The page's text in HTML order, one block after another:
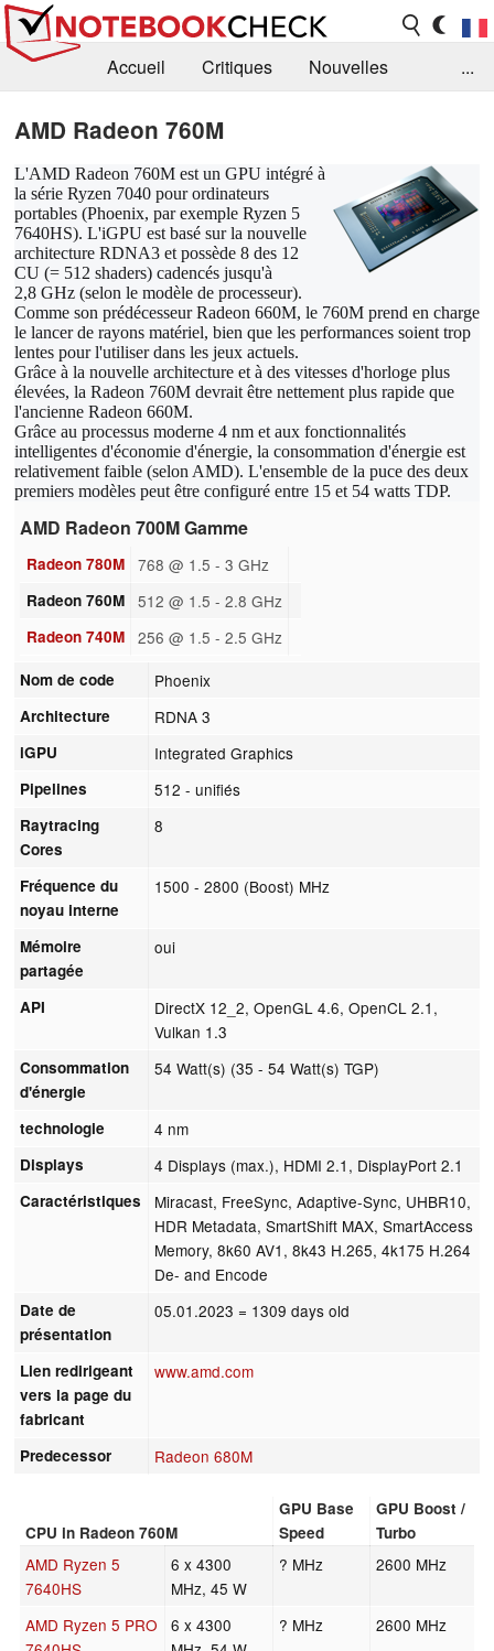
Accueil Critiques
Nouvelles
Recherche
Contact
...
AMD Radeon 760M
L'AMD Radeon 760M est un GPU intégré à
la série Ryzen 7040 pour ordinateurs
portables (Phoenix, par exemple Ryzen 5
7640HS). L'iGPU est basé sur la nouvelle
architecture RDNA3 et possède 8 des 12
CU (= 512 shaders) cadencés jusqu'à
2,8 GHz (selon le modèle de processeur).
Comme son prédécesseur Radeon 660M, le 760M prend en charge
le lancer de rayons matériel, bien que les performances soient trop
lentes pour l'utiliser dans les jeux actuels.
Grâce à la nouvelle architecture et à des vitesses d'horloge plus
élevées, la Radeon 760M devrait être nettement plus rapide que
l'ancienne Radeon 660M.
Grâce au processus moderne 4 nm et aux fonctionnalités
intelligentes d'économie d'énergie, la consommation d'énergie est
relativement faible (selon AMD). L'ensemble de la puce des deux
premiers modèles peut être configuré entre 15 et 54 watts TDP.
AMD Radeon 700M Gamme
Radeon 780M 768 @ 1.5 - 3 GHz
Radeon 760M 512 @ 1.5 - 2.8 GHz
Radeon 740M 256 @ 1.5 - 2.5 GHz
Nom de code Phoenix
Architecture RDNA 3
iGPU Integrated Graphics
Pipelines 512 - unifiés
Raytracing
Cores
8
Fréquence du
noyau interne
1500 - 2800 (Boost) MHz
Mémoire
partagée
oui
API
DirectX 12_2, OpenGL 4.6, OpenCL 2.1,
Vulkan 1.3
Consommation
d'énergie
54 Watt(s) (35 - 54 Watt(s) TGP)
technologie 4 nm
Displays 4 Displays (max.), HDMI 2.1, DisplayPort 2.1
Caractéristiques
Miracast, FreeSync, Adaptive-Sync, UHBR10,
HDR Metadata, SmartShift MAX, SmartAccess
Memory, 8k60 AV1, 8k43 H.265, 4k175 H.264
De- and Encode
Date de
présentation
05.01.2023 = 1309 days old
Lien redirigeant
vers la page du
fabricant
www.amd.com
Predecessor Radeon 680M
CPU in Radeon 760M
GPU Base
Speed
GPU Boost /
Turbo
AMD Ryzen 5
7640HS
6 x 4300
MHz, 45 W
? MHz 2600 MHz
AMD Ryzen 5 PRO
6 x 4300
? MHz 2600 MHz